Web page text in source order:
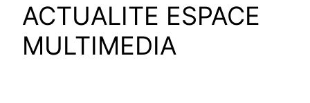
ACTUALITE ESPACE
MULTIMEDIA